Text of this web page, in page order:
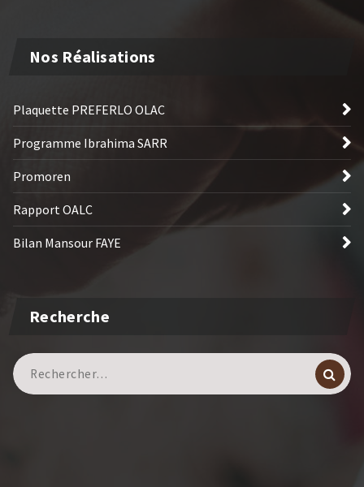
Nos Réalisations
Plaquette PREFERLO OLAC
Programme Ibrahima SARR
Promoren
Rapport OALC
Bilan Mansour FAYE
Recherche
Recherche
pour :